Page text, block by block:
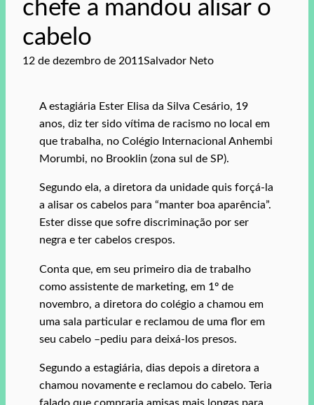
chefe a mandou alisar o
cabelo
12 de dezembro de 2011 Salvador Neto
A estagiária Ester Elisa da Silva Cesário, 19
anos, diz ter sido vítima de racismo no local em
que trabalha, no Colégio Internacional Anhembi
Morumbi, no Brooklin (zona sul de SP).
Segundo ela, a diretora da unidade quis forçá-la
a alisar os cabelos para “manter boa aparência”.
Ester disse que sofre discriminação por ser
negra e ter cabelos crespos.
Conta que, em seu primeiro dia de trabalho
como assistente de marketing, em 1º de
novembro, a diretora do colégio a chamou em
uma sala particular e reclamou de uma flor em
seu cabelo –pediu para deixá-los presos.
Segundo a estagiária, dias depois a diretora a
chamou novamente e reclamou do cabelo. Teria